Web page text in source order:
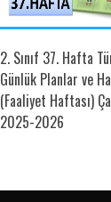
2. Sınıf 37. Hafta
Günlük Planlar ve
(Faaliyet Haftası)
2025-2026